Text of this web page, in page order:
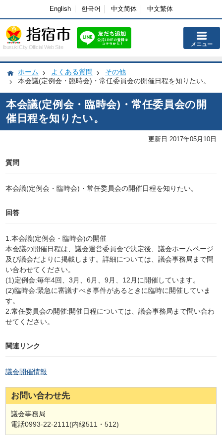
English 한국어 中文简体 中文繁体
Ibusuki City Official Web Site メニュー
ホーム よくある質問
その他
本会議(定例会・臨時会)・常任委員会の開催日程を知りたい。
本会議(定例会・臨時会)・常任委員会の開
催日程を知りたい。
更新日 2017年05月10日
質問
本会議(定例会・臨時会)・常任委員会の開催日程を知りたい。
回答
1.本会議(定例会・臨時会)の開催
本会議の開催日程は、議会運営委員会で決定後、議会ホームページ
及び議会だよりに掲載します。詳細については、議会事務局まで問
い合わせてください。
(1)定例会:毎年4回、3月、6月、9月、12月に開催しています。
(2)臨時会:緊急に審議すべき事件があるときに臨時に開催していま
す。
2.常任委員会の開催:開催日程については、議会事務局まで問い合わ
せてください。
関連リンク
議会開催情報
お問い合わせ先
議会事務局
電話0993-22-2111(内線511・512)